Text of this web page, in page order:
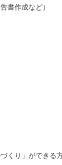
書作成など）
くり」ができる